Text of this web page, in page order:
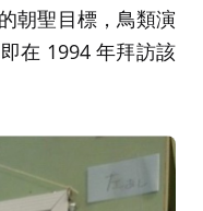
朝聖目標，鳥類演
在 1994 年拜訪該